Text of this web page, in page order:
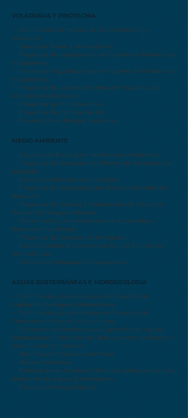
VOLADURAS Y PIROTECNIA
− Tramitación de Proyectos de Perforación y
Voladuras.
− Dirección Técnica de Voladuras.
− Proyectos de Legalización de Talleres de Pirotecnias
y Explosivos.
− Planes de Seguridad para de Talleres de Pirotecnias
y Explosivos.
− Proyectos de Locales de Venta Permanente de
Artículos Pirotécnicos.
− Proyectos de Minipolvorines.
− Proyectos de Campos de Tiro.
− Prevención de Riesgos Laborales.
MEDIO AMBIENTE
− Estudios de Evaluación de Impacto Ambiental.
− Proyectos de Restauración (Planes de Restauración
Integral).
− Estudios e Informes Ambientales.
− Proyectos de Depósitos para Almacenamiento de
Residuos.
− Proyectos de Gestión y Tratamiento de Residuos
Sólidos No Peligros e Inertes.
− Tratamiento y Almacenamiento de Vertidos y
Residuos Industriales.
− Proyectos de Depuración de Aguas.
− Estudios Sobre la Contaminación por Emisiones
Atmosféricas.
− Estudios de Integración Paisajística.
AGUAS SUBTERRÁNEAS E HIDROGEOLOGÍA
− Tramitación y Legalización de Proyectos de
Captación de Aguas Subterráneas.
− Tramitación y Legalización de Proyectos de
Concesión de Aguas Subterráneas.
− Ejecución de Sondeos para Captación de Aguas
Subterráneas. Dirección de Obra y control geológico y
analítico de los mismos.
− Testificación Geofísica de Pozos.
− Aforos e Informes.
− Realización de Sondeos Eléctricos Verticales para la
detección de Aguas Subterráneas.
− Estudios Hidrogeológicos.